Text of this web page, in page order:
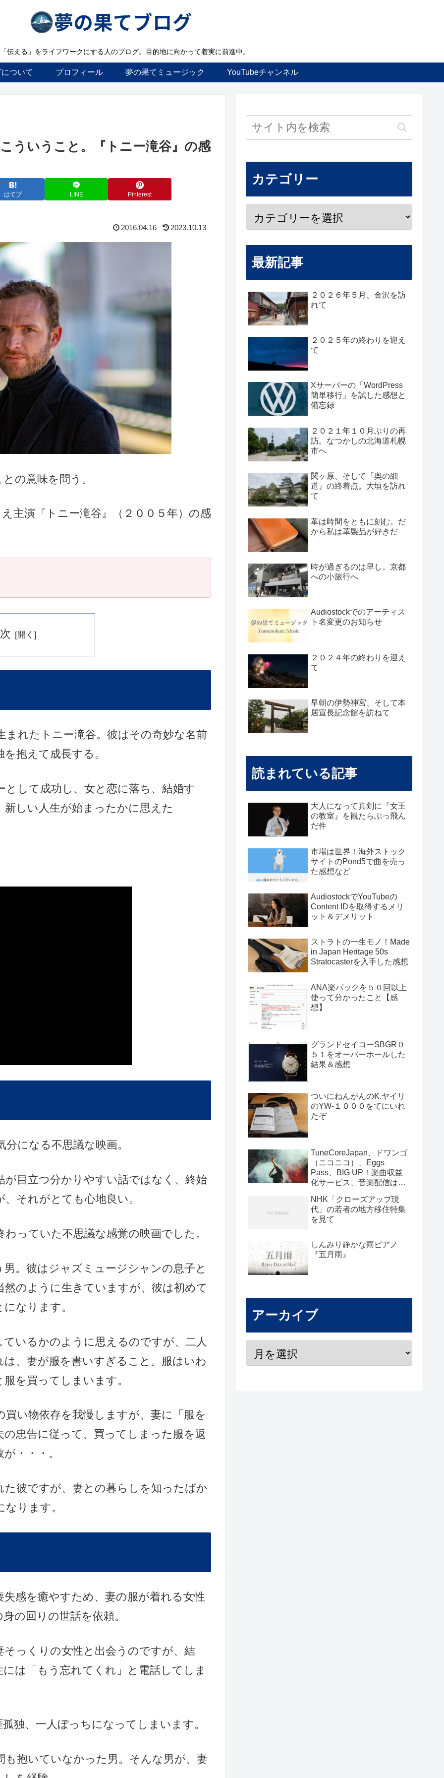
伝える」をライフワークにする人のブログ。目的地に向かって着実に前進中。
ついて プロフィール 夢の果てミュージック YouTubeチャンネル
ういうこと。『トニー滝谷』の感
はてブ LINE Pinterest
2016.04.16 2023.10.13
の意味を問う。
主演『トニー滝谷』（２００５年）の感
れたトニー滝谷。彼はその奇妙な名前
抱えて成長する。
して成功し、女と恋に落ち、結婚す
しい人生が始まったかに思えた
になる不思議な映画。
目立つ分かりやすい話ではなく、終始
それがとても心地良い。
っていた不思議な感覚の映画でした。
。彼はジャズミュージシャンの息子と
のように生きていますが、彼は初めて
なります。
いるかのように思えるのですが、二人
、妻が服を書いすぎること。服はいわ
を買ってしまいます。
い物依存を我慢しますが、妻に「服を
忠告に従って、買ってしまった服を返
・・・。
彼ですが、妻との暮らしを知ったばか
ります。
感を癒やすため、妻の服が着れる女性
の回りの世話を依頼。
っくりの女性と出会うのですが、結
は「もう忘れてくれ」と電話してしま
独、一人ぼっちになってしまいます。
抱いていなかった男。そんな男が、妻
カテゴリー
最新記事
２０２６年５月、金沢を訪
れて
２０２５年の終わりを迎え
て
Xサーバーの「WordPress
簡単移行」を試した感想と
備忘録
２０２１年１０月ぶりの再
訪。なつかしの北海道札幌
市へ
関ヶ原、そして『奥の細
道』の終着点。大垣を訪れ
て
革は時間をともに刻む。だ
から私は革製品が好きだ
時が過ぎるのは早し。京都
への小旅行へ
Audiostockでのアーティス
ト名変更のお知らせ
２０２４年の終わりを迎え
て
早朝の伊勢神宮、そして本
居宣長記念館を訪ねて
読まれている記事
大人になって真剣に『女王
の教室』を観たらぶっ飛ん
だ件
市場は世界！海外ストック
サイトのPond5で曲を売っ
た感想など
AudiostockでYouTubeの
Content IDを取得するメリ
ット＆デメリット
ストラトの一生モノ！Made
in Japan Heritage 50s
Stratocasterを入手した感想
ANA楽パックを５０回以上
使って分かったこと【感
想】
グランドセイコーSBGR０
５１をオーバーホールした
結果＆感想
ついにねんがんのK.ヤイリ
のYW-１０００をてにいれ
たぞ
TuneCoreJapan、ドワンゴ
（ニコニコ）、Eggs
Pass、BIG UP！楽曲収益
化サービス、音楽配信はど
NHK「クローズアップ現
代」の若者の地方移住特集
を見て
しんみり静かな雨ピアノ
『五月雨』
アーカイブ